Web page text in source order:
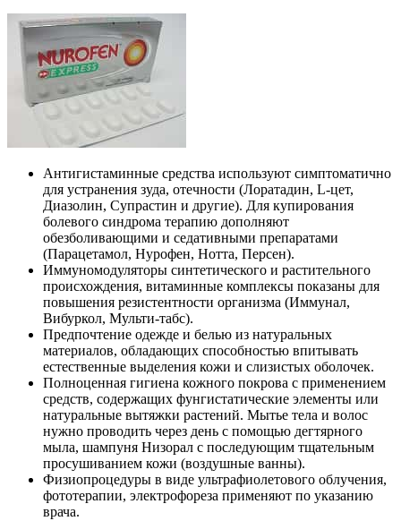
Антигистаминные средства используют симптоматично
для устранения зуда, отечности (Лоратадин, L-цет,
Диазолин, Супрастин и другие). Для купирования
болевого синдрома терапию дополняют
обезболивающими и седативными препаратами
(Парацетамол, Нурофен, Нотта, Персен).
Иммуномодуляторы синтетического и растительного
происхождения, витаминные комплексы показаны для
повышения резистентности организма (Иммунал,
Вибуркол, Мульти-табс).
Предпочтение одежде и белью из натуральных
материалов, обладающих способностью впитывать
естественные выделения кожи и слизистых оболочек.
Полноценная гигиена кожного покрова с применением
средств, содержащих фунгистатические элементы или
натуральные вытяжки растений. Мытье тела и волос
нужно проводить через день с помощью дегтярного
мыла, шампуня Низорал с последующим тщательным
просушиванием кожи (воздушные ванны).
Физиопроцедуры в виде ультрафиолетового облучения,
фототерапии, электрофореза применяют по указанию
врача.